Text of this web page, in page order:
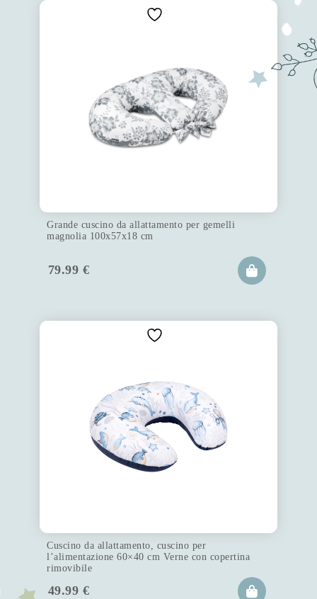
Grande cuscino da allattamento per gemelli
magnolia 100x57x18 cm
79.99 €
Cuscino da allattamento, cuscino per
l’alimentazione 60×40 cm Verne con copertina
rimovibile
49.99 €